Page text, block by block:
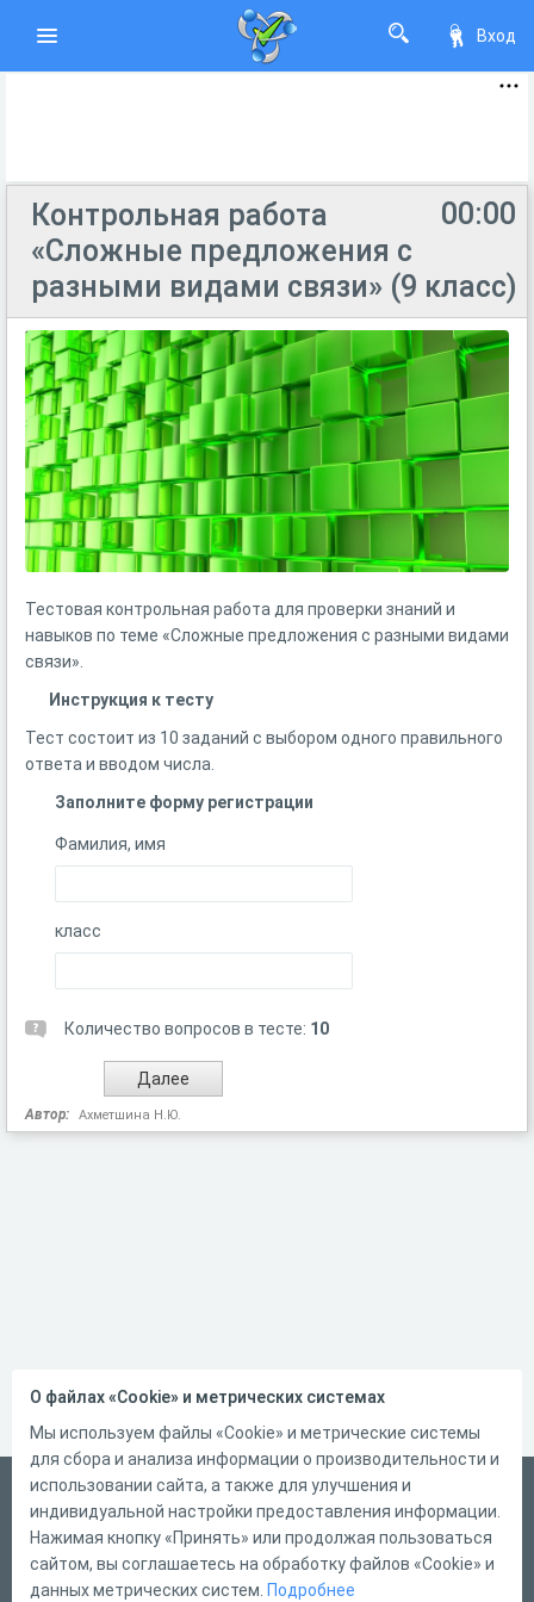
Вход
00:00
Контрольная работа
«Сложные предложения с
разными видами связи» (9 класс)
Тестовая контрольная работа для проверки знаний и
навыков по теме «Сложные предложения с разными видами
связи».
Инструкция к тесту
Тест состоит из 10 заданий с выбором одного правильного
ответа и вводом числа.
Заполните форму регистрации
Фамилия, имя
класс
Количество вопросов в тесте: 10
Автор: Ахметшина Н.Ю.
Русский
Справка
Форма обратной связи
О файлах «Cookie» и метрических системах
Мы используем файлы «Cookie» и метрические системы
для сбора и анализа информации о производительности и
использовании сайта, а также для улучшения и
индивидуальной настройки предоставления информации.
Нажимая кнопку «Принять» или продолжая пользоваться
сайтом, вы соглашаетесь на обработку файлов «Cookie» и
данных метрических систем. Подробнее